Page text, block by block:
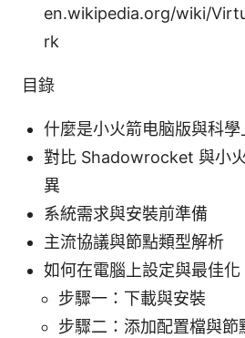
en.wikipedia.org/wiki/
rk
目錄
什麼是小火箭电脑版與科
對比 Shadowrocket 與小
異
系統需求與安裝前準備
主流協議與節點類型解析
如何在電腦上設定與最佳化
步驟一：下載與安裝
步驟二：添加配置檔與節